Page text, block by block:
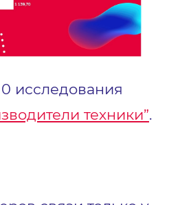
исследования
техники”.